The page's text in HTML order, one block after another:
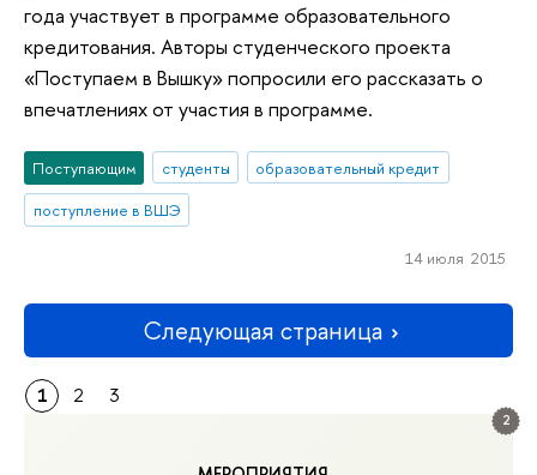
2
года участвует в программе образовательного
кредитования. Авторы студенческого проекта
«Поступаем в Вышку» попросили его рассказать о
впечатлениях от участия в программе.
Поступающим студенты
образовательный кредит
поступление в ВШЭ
14 июля 2015
Следующая страница
1 2 3